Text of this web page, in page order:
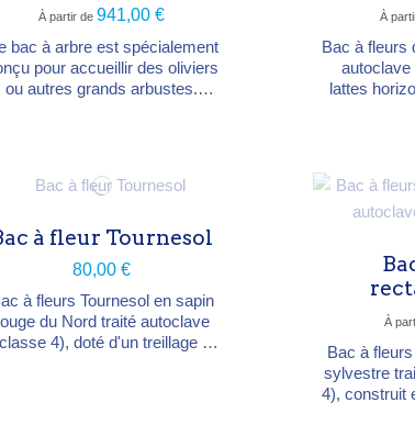
À partir de941,00 €
bac à arbre est spécialement
pour accueillir des oliviers
ou autres grands arbustes.
stabilité face aux intempéries.
Caractéristiques techniques :
résistance). Structure :
lambourdes...
À
Bac à fleurs
lattes
à fleur Tournesol
80,00 €
à fleurs Tournesol en sapin
du Nord traité autoclave
4), doté d'un treillage à
À
Bac à
sylvestre
4), construit